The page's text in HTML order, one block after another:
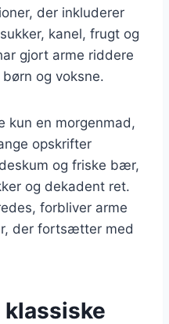
der inkluderer
kanel, frugt og
gjort arme riddere
og voksne.
kun en morgenmad,
opskrifter
og friske bær,
og dekadent ret.
forbliver arme
der fortsætter med
klassiske